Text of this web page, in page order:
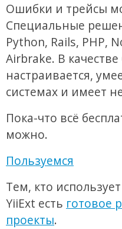
Ошибки и трейсы
Специальные
Python, Rails, PHP,
Airbrake. В
настраивается,
системах и имеет
Пока-что всё
можно.
Пользуемся
Тем, кто
YiiExt есть готовое
проекты.